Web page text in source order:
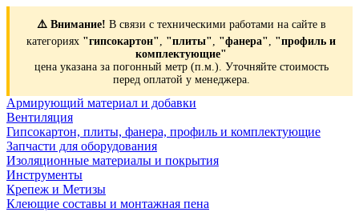
⚠️ Внимание! В связи с техническими работами на сайте в
категориях "гипсокартон", "плиты", "фанера", "профиль и
комплектующие"
цена указана за погонный метр (п.м.). Уточняйте стоимость
перед оплатой у менеджера.
Армирующий материал и добавки
Вентиляция
Гипсокартон, плиты, фанера, профиль и комплектующие
Запчасти для оборудования
Изоляционные материалы и покрытия
Инструменты
Крепеж и Метизы
Клеющие составы и монтажная пена